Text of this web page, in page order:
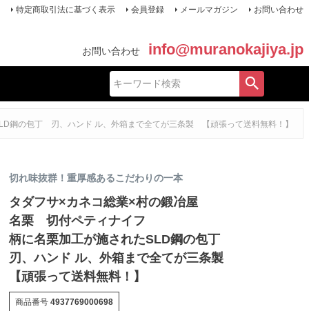
特定商取引法に基づく表示 会員登録 メールマガジン お問い合わせ
お問い合わせ info@muranokajiya.jp
の包丁 刃、ハンド ル、外箱まで全てが三条製 【頑張って送料無料！】
切れ味抜群！重厚感あるこだわりの一本
タダフサ×カネコ総業×村の鍛冶屋
名栗 切付ペティナイフ
柄に名栗加工が施されたSLD鋼の包丁
刃、ハンド ル、外箱まで全てが三条製
【頑張って送料無料！】
商品番号 4937769000698